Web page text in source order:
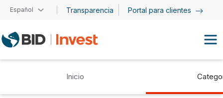
Pasar al contenido principal
Español Transparencia Portal para clientes
Inicio